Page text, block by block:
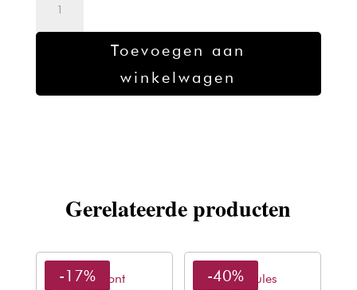
Toevoegen aan
winkelwagen
Gerelateerde producten
Dupont
-17% Hercules
-40%